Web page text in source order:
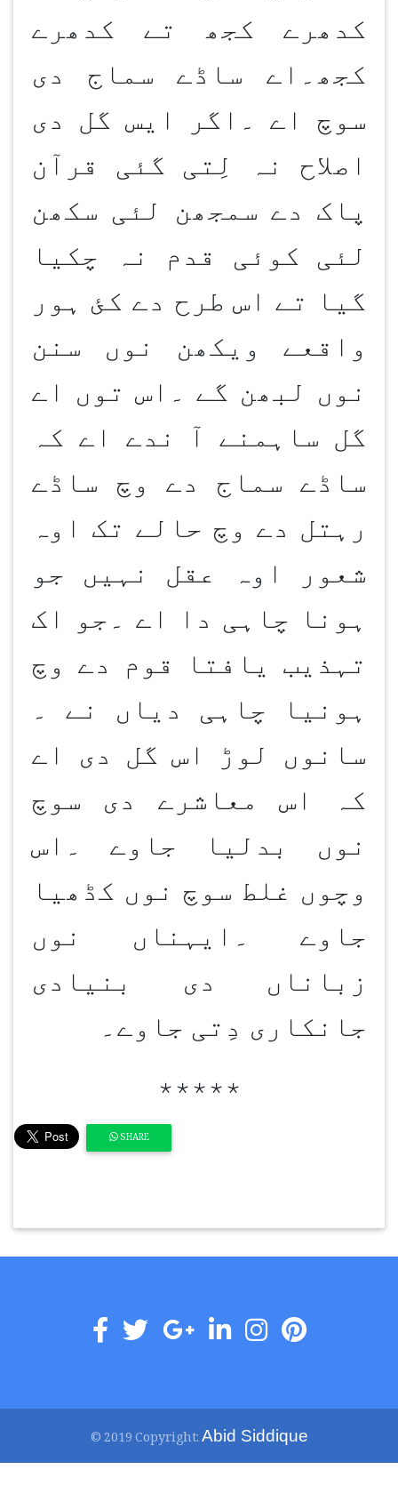
کدھرے کجھ تے کدھرے
کجھ۔اے ساڈے سماج دی
سوچ اے ۔اگر ایس گل دی
اصلاح نہ لِتی گئی قرآن
پاک دے سمجھن لئی سکھن
لئی کوئی قدم نہ چکیا
گیا تے اس طرح دے کئ ہور
واقعے ویکھن نوں سنن
نوں لبھن گے ۔اس توں اے
گل ساہمنے آ ندے اے کہ
ساڈے سماج دے وچ ساڈے
رہتل دے وچ حالے تک اوہ
شعور اوہ عقل نہیں جو
ہونا چاہی دا اے ۔جو اک
تہذیب یافتا قوم دے وچ
ہونیا چاہی دیاں نے ۔
سانوں لوڑ اس گل دی اے
کہ اس معاشرے دی سوچ
نوں بدلیا جاوے ۔اس
وچوں غلط سوچ نوں کڈھیا
جاوے ۔ایہناں نوں
زباناں دی بنیادی
جانکاری دِتی جاوے۔
٭٭٭٭٭
SHARE
© 2019 Copyright:Abid Siddique